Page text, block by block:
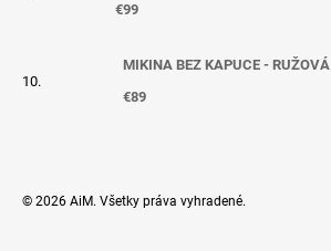
€99
MIKINA BEZ KAPUCE - RUŽOVÁ
€89
© 2026 AiM. Všetky práva vyhradené.